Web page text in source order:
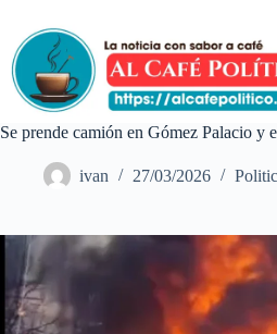
contenido
Se prende camión en Gómez Palacio y
ivan 27/03/2026